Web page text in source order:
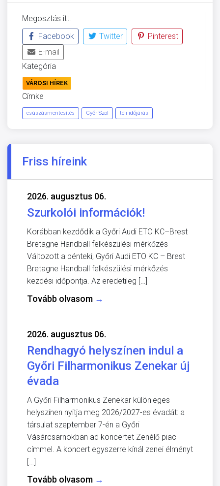
Megosztás itt:
Facebook
Twitter
Pinterest
E-mail
Kategória
VÁROSI HÍREK
Címke
csúszásmentesítés Győr-Szol téli időjárás
Friss híreink
2026. augusztus 06.
Szurkolói információk!
Korábban kezdődik a Győri Audi ETO KC–Brest
Bretagne Handball felkészülési mérkőzés
Változott a pénteki, Győri Audi ETO KC – Brest
Bretagne Handball felkészülési mérkőzés
kezdési időpontja. Az eredetileg […]
Tovább olvasom →
2026. augusztus 06.
Rendhagyó helyszínen indul a
Győri Filharmonikus Zenekar új
évada
A Győri Filharmonikus Zenekar különleges
helyszínen nyitja meg 2026/2027-es évadát: a
társulat szeptember 7-én a Győri
Vásárcsarnokban ad koncertet Zenélő piac
címmel. A koncert egyszerre kínál zenei élményt
[…]
Tovább olvasom →